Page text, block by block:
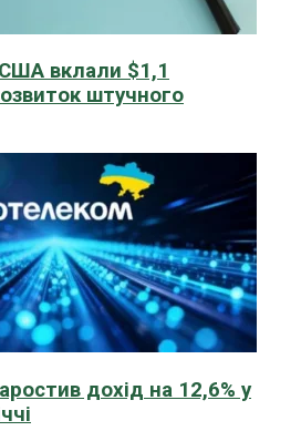
вклали $1,1
штучного
дохід на 12,6% у